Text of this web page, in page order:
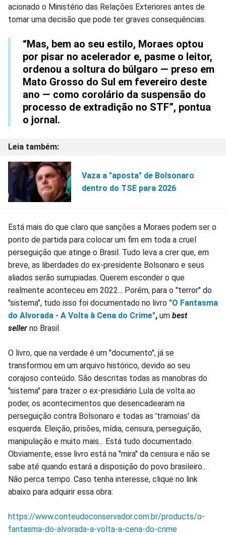
acionado o Ministério das Relações Exteriores antes de
tomar uma decisão que pode ter graves consequências.
“Mas, bem ao seu estilo, Moraes optou
por pisar no acelerador e, pasme o leitor,
ordenou a soltura do búlgaro — preso em
Mato Grosso do Sul em fevereiro deste
ano — como corolário da suspensão do
processo de extradição no STF”, pontua
o jornal.
Vaza a "aposta" de Bolsonaro
dentro do TSE para 2026
Está mais do que claro que sanções a Moraes podem ser o
ponto de partida para colocar um fim em toda a cruel
perseguição que atinge o Brasil. Tudo leva a crer que, em
breve, as liberdades do ex-presidente Bolsonaro e seus
aliados serão surrupiadas. Querem esconder o que
realmente aconteceu em 2022... Porém, para o "terror" do
"sistema", tudo isso foi documentado no livro "O Fantasma
do Alvorada - A Volta à Cena do Crime", um best
seller no Brasil.
O livro, que na verdade é um "documento", já se
transformou em um arquivo histórico, devido ao seu
corajoso conteúdo. São descritas todas as manobras do
"sistema" para trazer o ex-presidiário Lula de volta ao
poder, os acontecimentos que desencadearam na
perseguição contra Bolsonaro e todas as 'tramoias' da
esquerda. Eleição, prisões, mídia, censura, perseguição,
manipulação e muito mais... Está tudo documentado.
Obviamente, esse livro está na "mira" da censura e não se
sabe até quando estará a disposição do povo brasileiro...
Não perca tempo. Caso tenha interesse, clique no link
abaixo para adquirir essa obra:
https://www.conteudoconservador.com.br/products/o-
fantasma-do-alvorada-a-volta-a-cena-do-crime